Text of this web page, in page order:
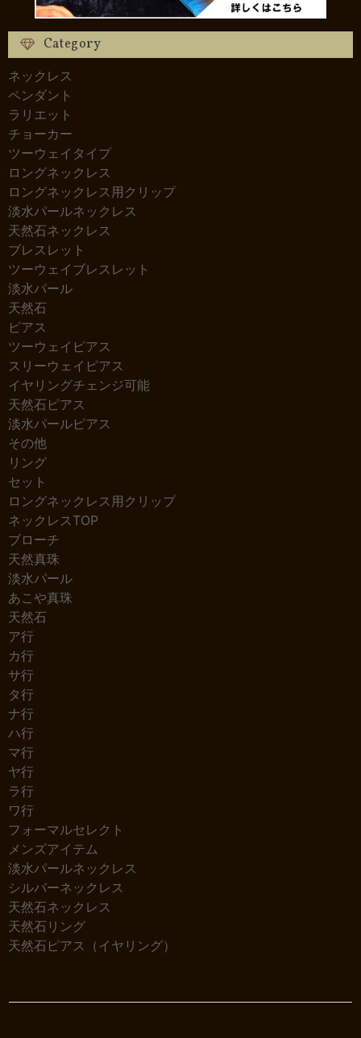
Category
ネックレス
ペンダント
ラリエット
チョーカー
ツーウェイタイプ
ロングネックレス
ロングネックレス用クリップ
淡水パールネックレス
天然石ネックレス
ブレスレット
ツーウェイブレスレット
淡水パール
天然石
ピアス
ツーウェイピアス
スリーウェイピアス
イヤリングチェンジ可能
天然石ピアス
淡水パールピアス
その他
リング
セット
ロングネックレス用クリップ
ネックレスTOP
ブローチ
天然真珠
淡水パール
あこや真珠
天然石
ア行
カ行
サ行
タ行
ナ行
ハ行
マ行
ヤ行
ラ行
ワ行
フォーマルセレクト
メンズアイテム
淡水パールネックレス
シルバーネックレス
天然石ネックレス
天然石リング
天然石ピアス（イヤリング）